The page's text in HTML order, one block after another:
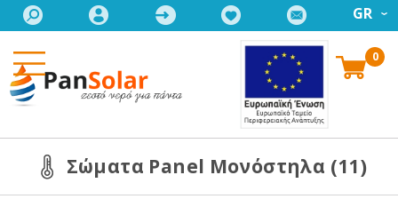
GR
0
Σώματα Panel Μονόστηλα (11)